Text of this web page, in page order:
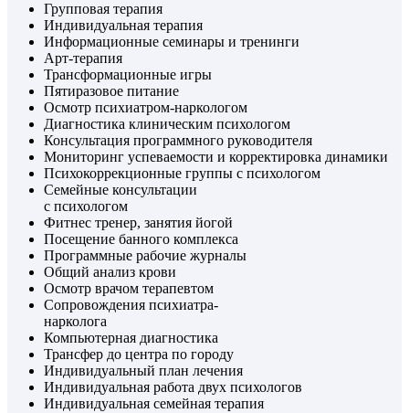
Групповая терапия
Индивидуальная терапия
Информационные семинары и тренинги
Арт-терапия
Трансформационные игры
Пятиразовое питание
Осмотр психиатром-наркологом
Диагностика клиническим психологом
Консультация программного руководителя
Мониторинг успеваемости и корректировка динамики
Психокоррекционные группы с психологом
Семейные консультации
с психологом
Фитнес тренер, занятия йогой
Посещение банного комплекса
Программные рабочие журналы
Общий анализ крови
Осмотр врачом терапевтом
Сопровождения психиатра-
нарколога
Компьютерная диагностика
Трансфер до центра по городу
Индивидуальный план лечения
Индивидуальная работа двух психологов
Индивидуальная семейная терапия